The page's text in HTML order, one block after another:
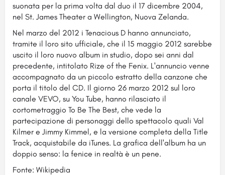
suonata per la prima volta dal duo il 17 dicembre 2004,
nel St. James Theater a Wellington, Nuova Zelanda.
Nel marzo del 2012 i Tenacious D hanno annunciato,
tramite il loro sito ufficiale, che il 15 maggio 2012 sarebbe
uscito il loro nuovo album in studio, dopo sei anni dal
precedente, intitolato Rize of the Fenix. L'annuncio venne
accompagnato da un piccolo estratto della canzone che
porta il titolo del CD. Il giorno 26 marzo 2012 sul loro
canale VEVO, su You Tube, hanno rilasciato il
cortometraggio To Be The Best, che vede la
partecipazione di personaggi dello spettacolo quali Val
Kilmer e Jimmy Kimmel, e la versione completa della Title
Track, acquistabile da iTunes. La grafica dell'album ha un
doppio senso: la fenice in realtà è un pene.
Fonte: Wikipedia